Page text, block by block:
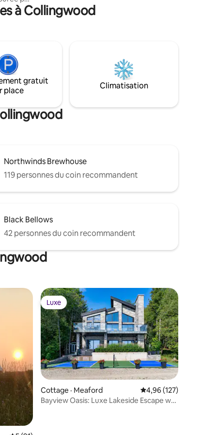
Les
de
à Collingwood
gratuit
place
Climatisation
Northwinds Brewhouse
119 personnes du coin recommandent
Black Bellows
42 personnes du coin recommandent
plus aimés Luxe
Luxe
Cottage · Meaford Note moyenne de
4,96 (127)
Bayview Oasis: Luxe Lakeside Escape w/